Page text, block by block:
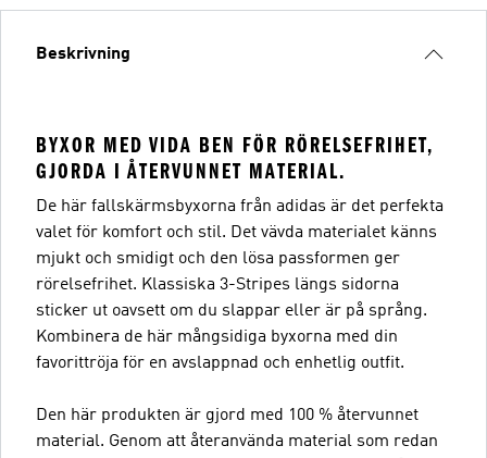
Beskrivning
BYXOR MED VIDA BEN FÖR RÖRELSEFRIHET,
GJORDA I ÅTERVUNNET MATERIAL.
De här fallskärmsbyxorna från adidas är det perfekta
valet för komfort och stil. Det vävda materialet känns
mjukt och smidigt och den lösa passformen ger
rörelsefrihet. Klassiska 3-Stripes längs sidorna
sticker ut oavsett om du slappar eller är på språng.
Kombinera de här mångsidiga byxorna med din
favorittröja för en avslappnad och enhetlig outfit.
Den här produkten är gjord med 100 % återvunnet
material. Genom att återanvända material som redan